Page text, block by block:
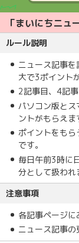
「まいにちニュ
ルール説明
ニュース記事
大で3ポイント
2記事目、4記
パソコン版と
ントがもらえま
ポイントをも
です。
毎日午前3時に
分として扱われ
注意事項
各記事ページに
ニュース記事の